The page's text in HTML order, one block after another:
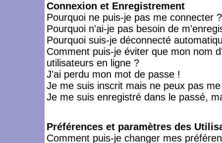
Connexion et Enregistrement
Pourquoi ne puis-je pas me connecter ?
Pourquoi n'ai-je pas besoin de
Pourquoi suis-je déconnecté
Comment puis-je éviter que mon nom
utilisateurs en ligne ?
J'ai perdu mon mot de passe !
Je me suis inscrit mais ne peux pas
Je me suis enregistré dans le passé,
Préférences et paramètres des
Comment puis-je changer mes